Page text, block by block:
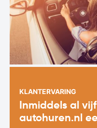
KLANTERVARING
Inmiddels al
autohuren.nl